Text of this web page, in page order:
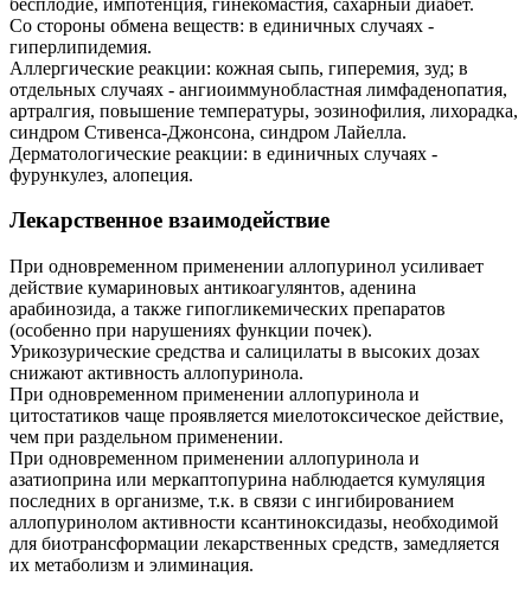
Со стороны обмена веществ: в единичных случаях -
гиперлипидемия.
Аллергические реакции: кожная сыпь, гиперемия, зуд; в
отдельных случаях - ангиоиммунобластная лимфаденопатия,
артралгия, повышение температуры, эозинофилия, лихорадка,
синдром Стивенса-Джонсона, синдром Лайелла.
Дерматологические реакции: в единичных случаях -
фурункулез, алопеция.
Лекарственное взаимодействие
При одновременном применении аллопуринол усиливает
действие кумариновых антикоагулянтов, аденина
арабинозида, а также гипогликемических препаратов
(особенно при нарушениях функции почек).
Урикозурические средства и салицилаты в высоких дозах
снижают активность аллопуринола.
При одновременном применении аллопуринола и
цитостатиков чаще проявляется миелотоксическое действие,
чем при раздельном применении.
При одновременном применении аллопуринола и
азатиоприна или меркаптопурина наблюдается кумуляция
последних в организме, т.к. в связи с ингибированием
аллопуринолом активности ксантиноксидазы, необходимой
для биотрансформации лекарственных средств, замедляется
их метаболизм и элиминация.